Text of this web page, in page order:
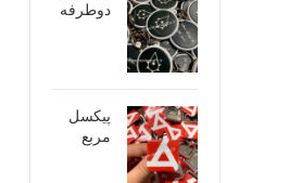
دوطرفه
پیکسل
مربع